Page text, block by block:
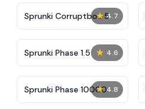
★ 4.7
Sprunki Corruptbox 5
★ 4.6
Sprunki Phase 1.5
★ 4.8
Sprunki Phase 10000